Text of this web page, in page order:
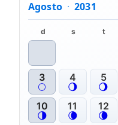
Agosto · 2031
d s t
3
🌕
4
🌖
5
🌖
10
🌗
11
🌘
12
🌘